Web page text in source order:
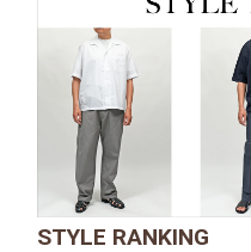
STYLE RANKING